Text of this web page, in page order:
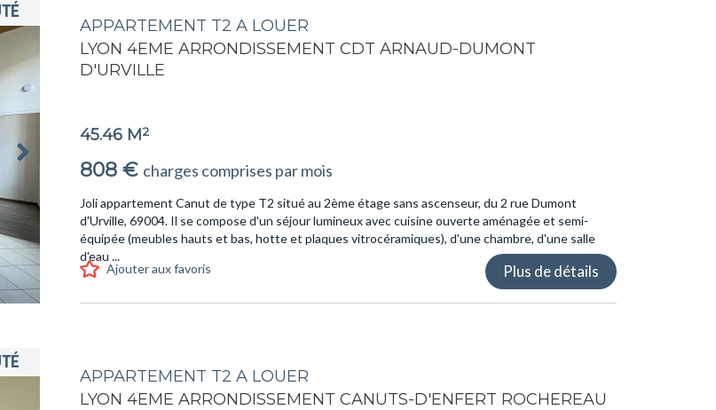
APPARTEMENT T2 A LOUER
LYON 4EME ARRONDISSEMENT CDT ARNAUD-DUMONT
D'URVILLE
45.46 M2
808 € charges comprises par mois
Joli appartement Canut de type T2 situé au 2ème étage sans ascenseur, du 2 rue Dumont
d'Urville, 69004. Il se compose d'un séjour lumineux avec cuisine ouverte aménagée et semi-
équipée (meubles hauts et bas, hotte et plaques vitrocéramiques), d'une chambre, d'une salle
d'eau ...
Ajouter aux favoris
Plus de détails
APPARTEMENT T2 A LOUER
LYON 4EME ARRONDISSEMENT CANUTS-D'ENFERT ROCHEREAU